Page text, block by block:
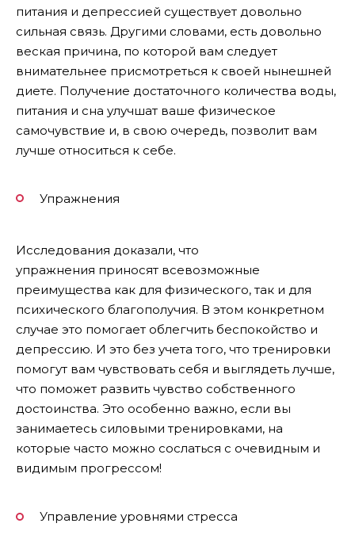
питания и депрессией существует довольно
сильная связь. Другими словами, есть довольно
веская причина, по которой вам следует
внимательнее присмотреться к своей нынешней
диете. Получение достаточного количества воды,
питания и сна улучшат ваше физическое
самочувствие и, в свою очередь, позволит вам
лучше относиться к себе.
Упражнения
Исследования доказали, что
упражнения приносят всевозможные
преимущества как для физического, так и для
психического благополучия. В этом конкретном
случае это помогает облегчить беспокойство и
депрессию. И это без учета того, что тренировки
помогут вам чувствовать себя и выглядеть лучше,
что поможет развить чувство собственного
достоинства. Это особенно важно, если вы
занимаетесь силовыми тренировками, на
которые часто можно сослаться с очевидным и
видимым прогрессом!
Управление уровнями стресса